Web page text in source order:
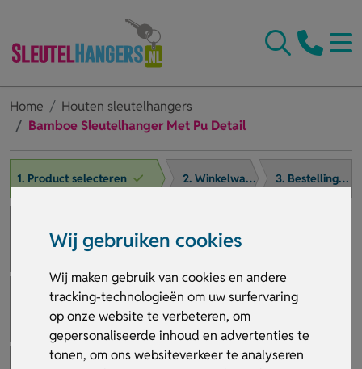
Wij gebruiken cookies
Wij maken gebruik van cookies en andere
tracking-technologieën om uw surfervaring
op onze website te verbeteren, om
gepersonaliseerde inhoud en advertenties te
tonen, om ons websiteverkeer te analyseren
Home
Houten sleutelhangers
Bamboe Sleutelhanger Met Pu Detail
1. Product selecteren 2. Winkelwagen 3. Bestelling afronden